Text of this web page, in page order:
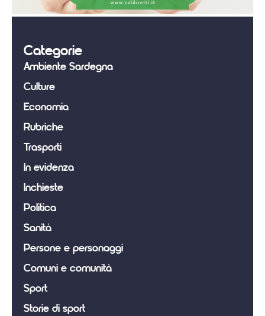
Categorie
Ambiente Sardegna
Culture
Economia
Rubriche
Trasporti
In evidenza
Inchieste
Politica
Sanità
Persone e personaggi
Comuni e comunità
Sport
Storie di sport